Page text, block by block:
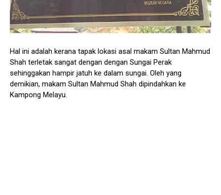
Hal ini adalah kerana tapak lokasi asal makam Sultan Mahmud
Shah terletak sangat dengan dengan Sungai Perak
sehinggakan hampir jatuh ke dalam sungai. Oleh yang
demikian, makam Sultan Mahmud Shah dipindahkan ke
Kampong Melayu.